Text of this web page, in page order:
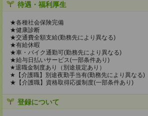
待遇・福利厚生
★各種社会保険完備
★健康診断
★交通費全額支給(勤務先により異なる)
★有給休暇
★車・バイク通勤可(勤務先により異なる)
★給与日払いサービス(一部条件あり)
★退職金制度あり（別途規定あり）
★【介護職】別途夜勤手当有(勤務先により異なる)
★【介護職】資格取得応援制度(一部条件あり)
登録について